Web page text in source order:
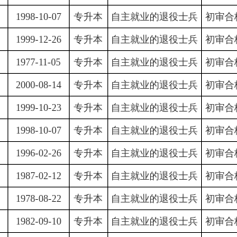
1998-10-07 专升本 自主就业的退役士兵 初审合
1999-12-26 专升本 自主就业的退役士兵 初审合
1977-11-05 专升本 自主就业的退役士兵 初审合
2000-08-14 专升本 自主就业的退役士兵 初审合
1999-10-23 专升本 自主就业的退役士兵 初审合
1998-10-07 专升本 自主就业的退役士兵 初审合
1996-02-26 专升本 自主就业的退役士兵 初审合
1987-02-12 专升本 自主就业的退役士兵 初审合
1978-08-22 专升本 自主就业的退役士兵 初审合
1982-09-10 专升本 自主就业的退役士兵 初审合